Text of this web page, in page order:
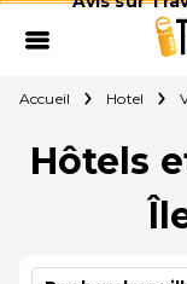
Accueil Hotel
Hôtels